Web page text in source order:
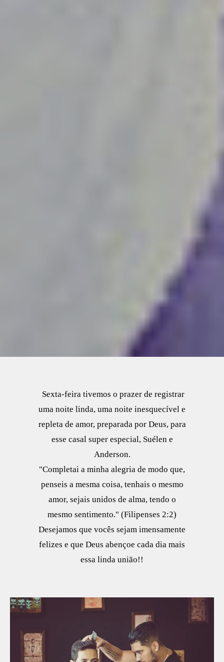
Sexta-feira tivemos o prazer de registrar
uma noite linda, uma noite inesquecível e
repleta de amor, preparada por Deus, para
esse casal super especial, Suélen e
Anderson.
"Completai a minha alegria de modo que,
penseis a mesma coisa, tenhais o mesmo
amor, sejais unidos de alma, tendo o
mesmo sentimento." (Filipenses 2:2)
Desejamos que vocês sejam imensamente
felizes e que Deus abençoe cada dia mais
essa linda união!!